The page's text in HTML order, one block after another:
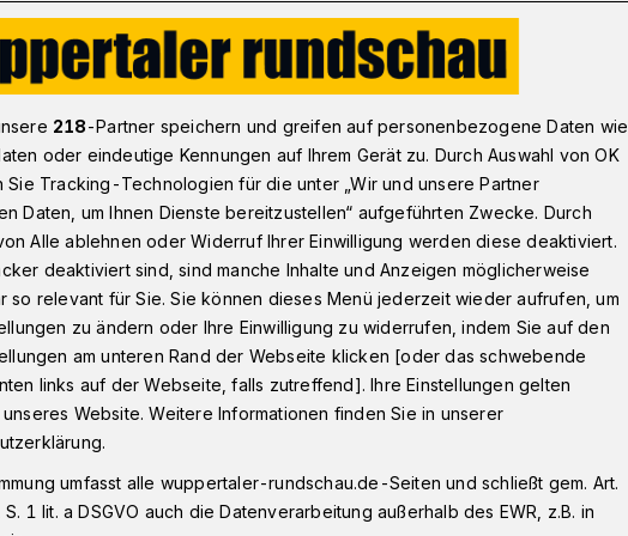
in Wuppertal sind älter als 45 Jahre
Turbo“
in Wuppertal
Jahre
oder Holz: In Wuppertal gibt es rund
Wohnungen. Ein Großteil davon ist
Rund 43.000 der Gebäude wurden vor
statistischen Auswertung zum
Pestel-Institut für die IG BAU
218-Partner speichern und greifen auf personenbezogene Daten wie
oder eindeutige Kennungen auf Ihrem Gerät zu. Durch Auswahl von OK
Sie Tracking-Technologien für die unter „Wir und unsere Partner
Daten, um Ihnen Dienste bereitzustellen“ aufgeführten Zwecke. Durch
Alle ablehnen oder Widerruf Ihrer Einwilligung werden diese deaktiviert.
deaktiviert sind, sind manche Inhalte und Anzeigen möglicherweise
so relevant für Sie. Sie können dieses Menü jederzeit wieder aufrufen, um
zu ändern oder Ihre Einwilligung zu widerrufen, indem Sie auf den
am unteren Rand der Webseite klicken [oder das schwebende
links auf der Webseite, falls zutreffend]. Ihre Einstellungen gelten
Website. Weitere Informationen finden Sie in unserer
umfasst alle wuppertaler-rundschau.de-Seiten und schließt gem. Art.
1 lit. a DSGVO auch die Datenverarbeitung außerhalb des EWR, z.B. in